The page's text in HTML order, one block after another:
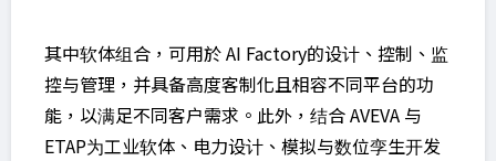
其中软体组合，可用於 AI Factory的设计、控制、监
控与管理，并具备高度客制化且相容不同平台的功
能，以满足不同客户需求。此外，结合 AVEVA 与
ETAP为工业软体、电力设计、模拟与数位孪生开发